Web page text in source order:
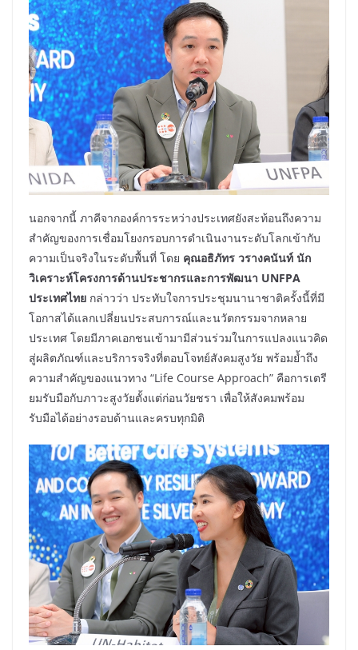
นอกจากนี้ ภาคีจากองค์การระหว่างประเทศยังสะท้อนถึงความ
สำคัญของการเชื่อมโยงกรอบการดำเนินงานระดับโลกเข้ากับ
ความเป็นจริงในระดับพื้นที่ โดย คุณอธิภัทร วรางคนันท์ นัก
วิเคราะห์โครงการด้านประชากรและการพัฒนา UNFPA
ประเทศไทย กล่าวว่า ประทับใจการประชุมนานาชาติครั้งนี้ที่มี
โอกาสได้แลกเปลี่ยนประสบการณ์และนวัตกรรมจากหลาย
ประเทศ โดยมีภาคเอกชนเข้ามามีส่วนร่วมในการแปลงแนวคิด
สู่ผลิตภัณฑ์และบริการจริงที่ตอบโจทย์สังคมสูงวัย พร้อมย้ำถึง
ความสำคัญของแนวทาง “Life Course Approach” คือการเตรี
ยมรับมือกับภาวะสูงวัยตั้งแต่ก่อนวัยชรา เพื่อให้สังคมพร้อม
รับมือได้อย่างรอบด้านและครบทุกมิติ